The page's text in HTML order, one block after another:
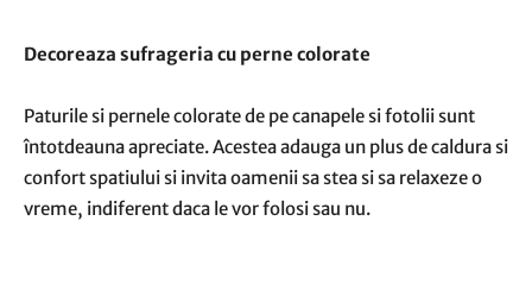
Decoreaza sufrageria cu perne colorate
Paturile si pernele colorate de pe canapele si fotolii sunt
întotdeauna apreciate. Acestea adauga un plus de caldura si
confort spatiului si invita oamenii sa stea si sa relaxeze o
vreme, indiferent daca le vor folosi sau nu.